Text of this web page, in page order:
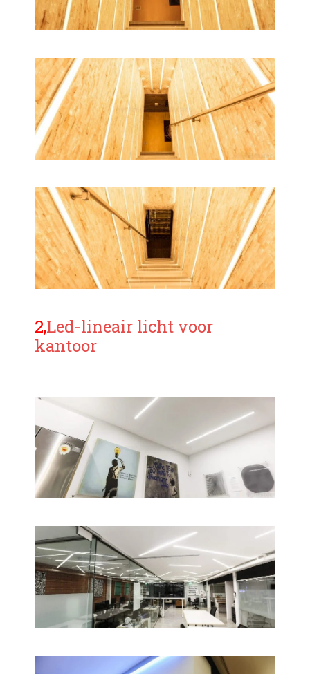
2,Led-lineair licht voor
kantoor